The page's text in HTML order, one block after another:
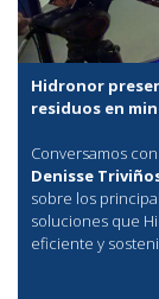
Hidronor
residuos en
Conversamos con
Denisse
sobre los
soluciones que
eficiente y